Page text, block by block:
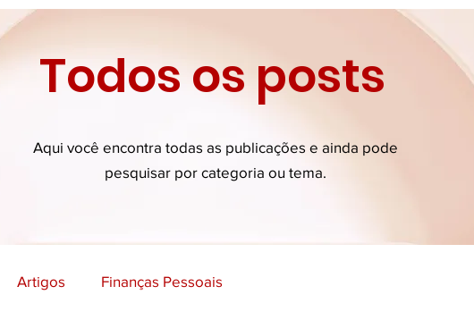
Todos os posts
Aqui você encontra todas as publicações e ainda pode
pesquisar por categoria ou tema.
Artigos Finanças Pessoais